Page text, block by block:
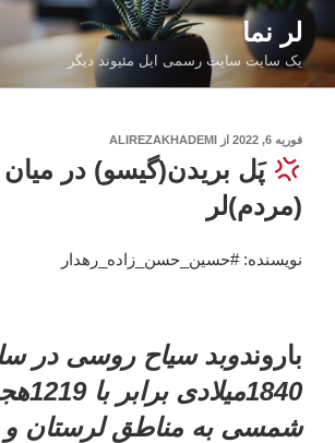
رفتن
به
محتوا
لر نما
یک سایت سایت رسمی ایل مئیوند دیگر
نوشته‌شده
در
فوریه 6, 2022 از ALIREZAKHADEMI
پَل بریدن(گیسو) در میان
(مردم)لر
نویسنده: #حسین_حسن_زاده_رهدار
باروندوبد سیاح روسی در
شمسی به مناطق لرستان و